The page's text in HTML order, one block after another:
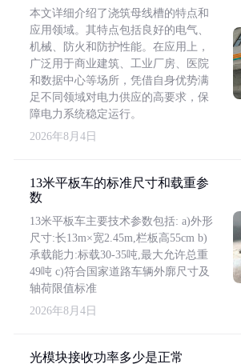
本文详细介绍了浇筑母线槽的特点和
应用领域。其特点包括良好的电气、
机械、防火和防护性能。在应用上，
广泛用于商业建筑、工业厂房、医院
和数据中心等场所，凭借自身优势满
足不同领域对电力供应的高要求，保
障电力系统稳定运行。
2026年8月4日
13米平板车的标准尺寸和载重参
数
13米平板车主要技术参数包括: a)外形
尺寸:长13m×宽2.45m,栏板高55cm b)
承载能力:标载30-35吨,最大允许总重
49吨 c)符合国家道路车辆外廓尺寸及
轴荷限值标准
2026年8月4日
光模块接收功率多少是正常